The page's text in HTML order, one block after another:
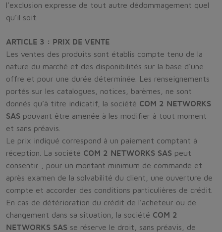
l’exclusion expresse de tout autre dédommagement quel
qu’il soit.
ARTICLE 3 : PRIX DE VENTE
Les ventes des produits sont établis compte tenu de la
nature du marché et des disponibilités sur la base d’une
offre et pour une durée déterminée. Les renseignements
portés sur les catalogues, notices, barèmes, ne sont
donnés qu’à titre indicatif, la société COM 2 NETWORKS
SAS pouvant être amenée à les modifier à tout moment
et sans préavis.
Le prix indiqué correspond à un paiement comptant à
réception. La société COM 2 NETWORKS SAS peut
consentir , pour un montant minimum de commande et
après examen de la solvabilité du client, une ouverture de
compte et accorder des conditions particulières de crédit.
En cas de détérioration du crédit de l’acheteur ou de
changement dans sa situation, la société COM 2
NETWORKS SAS se réserve le droit, sans préavis, de